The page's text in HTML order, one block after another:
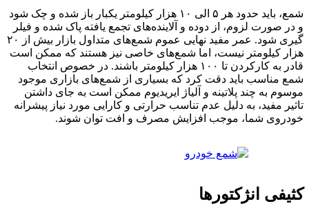
شمع، باید حدود هر ۵ الی ۱۰ هزار کیلومتر یکبار باز شده و چک شود
و در صورت لزوم، از دوده و آلاینده‌های تجمع یافته پاک شده و فیلر
گیری شود. عمر مفید نهایی عموم شمع‌های متداول بازار بیش از ۲۰
هزار کیلومتر نیست، اما شمع‌های خاصی نیز هستند که ممکن است
قادر به کارکردن تا ۱۰۰ هزار کیلومتر باشند. در خصوص انتخاب
شمع مناسب باید دقت کرد که بسیاری از شمع‌های بازاری موجود
موسوم به چند پلاتینه و آلیاژ ایریدیوم ممکن است به جای داشتن
تاثیر مفید، به دلیل عدم تناسب حرارتی و کارایی مورد نیاز پیشرانه
خودروی شما، موجب افزایش مصرف و افت توان شوند.
کثیفی انژکتورها